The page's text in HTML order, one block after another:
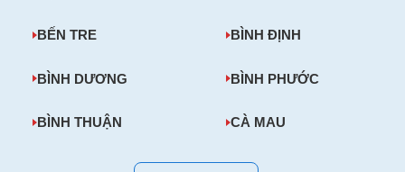
BẾN TRE BÌNH ĐỊNH
BÌNH DƯƠNG BÌNH PHƯỚC
BÌNH THUẬN CÀ MAU